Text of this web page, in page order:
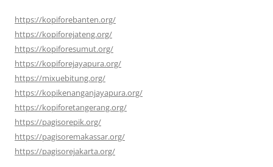
https://kopiforebanten.org/
https://kopiforejateng.org/
https://kopiforesumut.org/
https://kopiforejayapura.org/
https://mixuebitung.org/
https://kopikenanganjayapura.org/
https://kopiforetangerang.org/
https://pagisorepik.org/
https://pagisoremakassar.org/
https://pagisorejakarta.org/